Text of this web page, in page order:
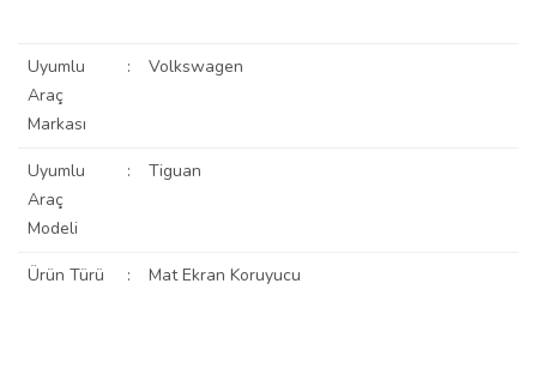
Uyumlu
Araç
Markası
: Volkswagen
Uyumlu
Araç
Modeli
: Tiguan
Ürün Türü : Mat Ekran Koruyucu